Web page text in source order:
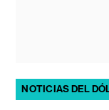
NOTICIAS DEL